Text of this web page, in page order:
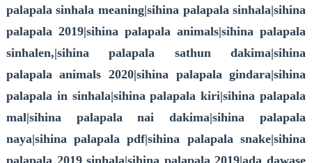
palapala sinhala meaning|sihina palapala sinhala|sihina
palapala 2019|sihina palapala animals|sihina palapala
sinhalen,|sihina palapala sathun dakima|sihina
palapala animals 2020|sihina palapala gindara|sihina
palapala in sinhala|sihina palapala kiri|sihina palapala
mal|sihina palapala nai dakima|sihina palapala
naya|sihina palapala pdf|sihina palapala snake|sihina
palapala 2019 sinhala|sihina palapala 2019|ada dawase